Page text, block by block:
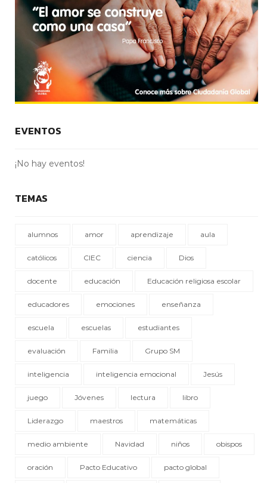
EVENTOS
¡No hay eventos!
TEMAS
alumnos amor aprendizaje aula
católicos CIEC ciencia Dios
docente educación Educación religiosa escolar
educadores emociones enseñanza
escuela escuelas estudiantes
evaluación Familia Grupo SM
inteligencia inteligencia emocional Jesús
juego Jóvenes lectura libro
Liderazgo maestros matemáticas
medio ambiente Navidad niños obispos
oración Pacto Educativo pacto global